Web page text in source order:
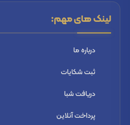
لینک های مهم:
درباره ما
ثبت شكايات
دریافت شبا
پرداخت آنلاین